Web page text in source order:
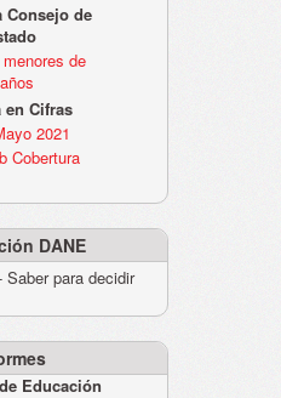
Consejo de
de
en Cifras
2021
Cobertura
DANE
para decidir
Educación